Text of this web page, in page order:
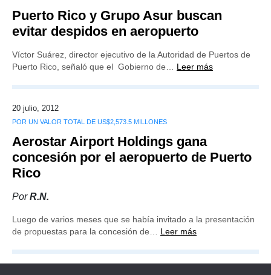
Puerto Rico y Grupo Asur buscan
evitar despidos en aeropuerto
Víctor Suárez, director ejecutivo de la Autoridad de Puertos de
Puerto Rico, señaló que el Gobierno de… Leer más
20 julio, 2012
POR UN VALOR TOTAL DE US$2,573.5 MILLONES
Aerostar Airport Holdings gana
concesión por el aeropuerto de Puerto
Rico
PorR.N.
Luego de varios meses que se había invitado a la presentación
de propuestas para la concesión de… Leer más